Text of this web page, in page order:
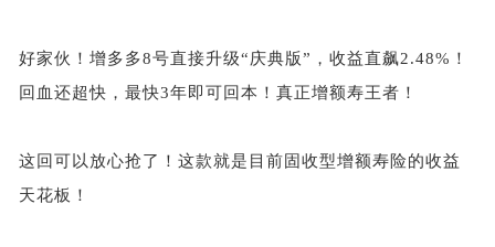
好家伙！增多多8号直接升级“庆典版”，收益直飙2.48%！
回血还超快，最快3年即可回本！真正增额寿王者！
这回可以放心抢了！这款就是目前固收型增额寿险的收益
天花板！